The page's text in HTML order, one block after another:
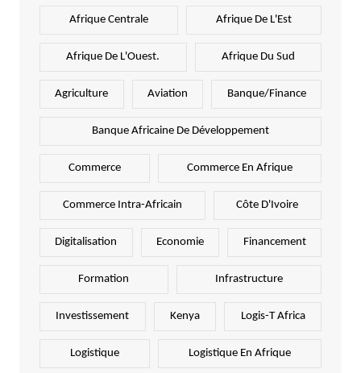
Afrique Centrale Afrique De L'Est
Afrique De L'Ouest. Afrique Du Sud
Agriculture Aviation Banque/Finance
Banque Africaine De Développement
Commerce Commerce En Afrique
Commerce Intra-Africain Côte D'Ivoire
Digitalisation Economie Financement
Formation Infrastructure
Investissement Kenya Logis-T Africa
Logistique Logistique En Afrique